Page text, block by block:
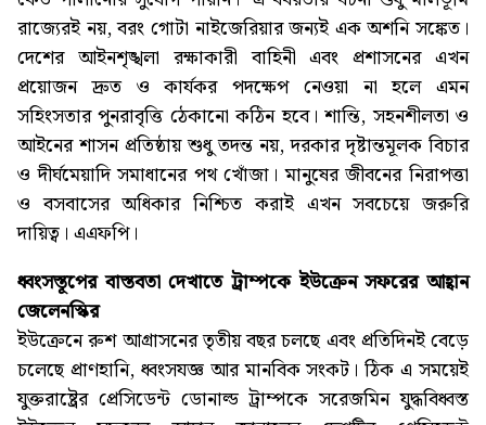
রাজ্যেরই নয়, বরং গোটা নাইজেরিয়ার জন্যই এক অশনি সঙ্কেত।
দেশের আইনশৃঙ্খলা রক্ষাকারী বাহিনী এবং প্রশাসনের এখন
প্রয়োজন দ্রুত ও কার্যকর পদক্ষেপ নেওয়া না হলে এমন
সহিংসতার পুনরাবৃত্তি ঠেকানো কঠিন হবে। শান্তি, সহনশীলতা ও
আইনের শাসন প্রতিষ্ঠায় শুধু তদন্ত নয়, দরকার দৃষ্টান্তমূলক বিচার
ও দীর্ঘমেয়াদি সমাধানের পথ খোঁজা। মানুষের জীবনের নিরাপত্তা
ও বসবাসের অধিকার নিশ্চিত করাই এখন সবচেয়ে জরুরি
দায়িত্ব। এএফপি।
ধ্বংসস্তূপের বাস্তবতা দেখাতে ট্রাম্পকে ইউক্রেন সফরের আহ্বান
জেলেনস্কির
ইউক্রেনে রুশ আগ্রাসনের তৃতীয় বছর চলছে এবং প্রতিদিনই বেড়ে
চলেছে প্রাণহানি, ধ্বংসযজ্ঞ আর মানবিক সংকট। ঠিক এ সময়েই
যুক্তরাষ্ট্রের প্রেসিডেন্ট ডোনাল্ড ট্রাম্পকে সরেজমিন যুদ্ধবিধ্বস্ত